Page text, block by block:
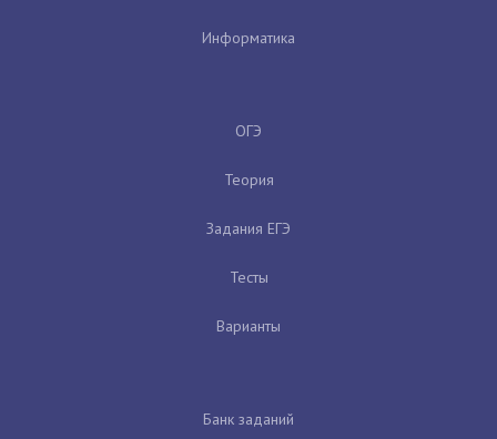
Информатика
ОГЭ
Теория
Задания ЕГЭ
Тесты
Варианты
Банк заданий